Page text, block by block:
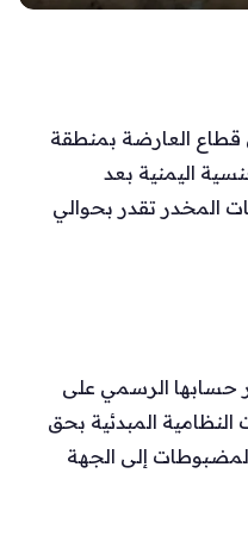
العارضة بمنطقة
اليمنية بعد
المخدر تقدر بحوالي
حسابها الرسمي على
النظامية المبدئية بحق
إلى الجهة